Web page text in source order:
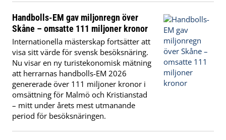
Handbolls-EM gav miljonregn över
Skåne – omsatte 111 miljoner kronor
Internationella mästerskap fortsätter att
visa sitt värde för svensk besöksnäring.
Nu visar en ny turistekonomisk mätning
att herrarnas handbolls-EM 2026
genererade över 111 miljoner kronor i
omsättning för Malmö och Kristianstad
– mitt under årets mest utmanande
period för besöksnäringen.